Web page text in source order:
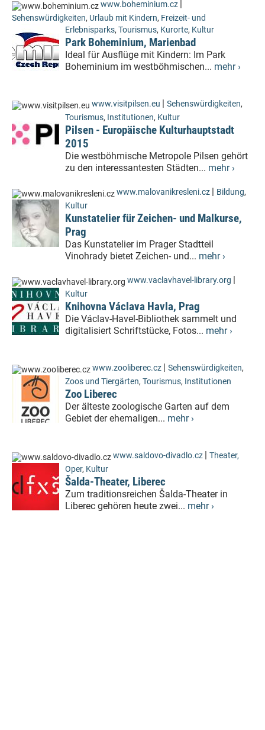
www.boheminium.cz
Sehenswürdigkeiten, Urlaub mit Kindern, Freizeit- und
Erlebnisparks, Tourismus, Kurorte, Kultur
Park Boheminium, Marienbad
Ideal für Ausflüge mit Kindern: Im Park
Boheminium im westböhmischen... mehr ›
www.visitpilsen.eu | Sehenswürdigkeiten,
Tourismus, Institutionen, Kultur
Pilsen - Europäische Kulturhauptstadt
2015
Die westböhmische Metropole Pilsen gehört
zu den interessantesten Städten... mehr ›
www.malovanikresleni.cz | Bildung,
Kultur
Kunstatelier für Zeichen- und Malkurse,
Prag
Das Kunstatelier im Prager Stadtteil
Vinohrady bietet Zeichen- und... mehr ›
www.vaclavhavel-library.org |
Kultur
Knihovna Václava Havla, Prag
Die Václav-Havel-Bibliothek sammelt und
digitalisiert Schriftstücke, Fotos... mehr ›
www.zooliberec.cz | Sehenswürdigkeiten,
Zoos und Tiergärten, Tourismus, Institutionen
Zoo Liberec
Der älteste zoologische Garten auf dem
Gebiet der ehemaligen... mehr ›
www.saldovo-divadlo.cz | Theater,
Oper, Kultur
Šalda-Theater, Liberec
Zum traditionsreichen Šalda-Theater in
Liberec gehören heute zwei... mehr ›